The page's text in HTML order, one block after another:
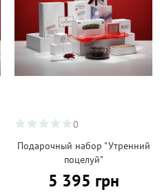
0
Подарочный набор "Утренний
поцелуй"
5 395 грн